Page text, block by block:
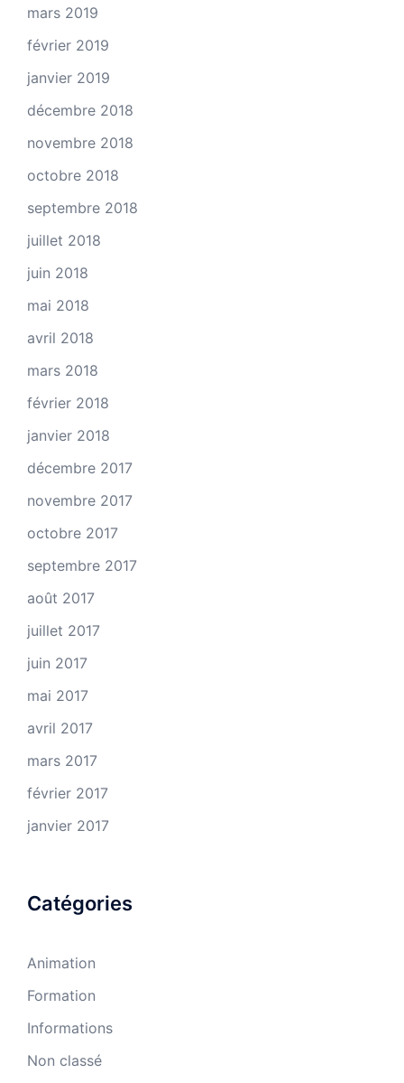
mars 2019
février 2019
janvier 2019
décembre 2018
novembre 2018
octobre 2018
septembre 2018
juillet 2018
juin 2018
mai 2018
avril 2018
mars 2018
février 2018
janvier 2018
décembre 2017
novembre 2017
octobre 2017
septembre 2017
août 2017
juillet 2017
juin 2017
mai 2017
avril 2017
mars 2017
février 2017
janvier 2017
Catégories
Animation
Formation
Informations
Non classé